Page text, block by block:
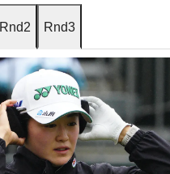
Rnd2 Rnd3